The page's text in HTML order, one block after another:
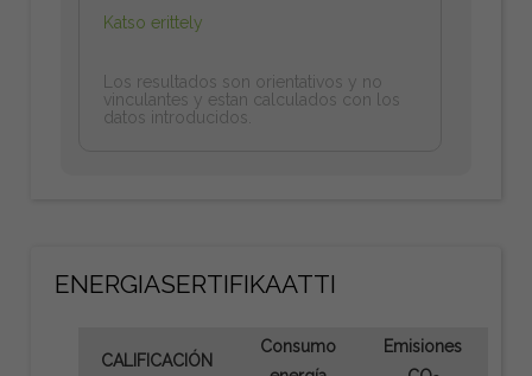
Katso erittely
Los resultados son orientativos y no
vinculantes y estan calculados con los
datos introducidos.
ENERGIASERTIFIKAATTI
CALIFICACIÓN
Consumo
Emisiones